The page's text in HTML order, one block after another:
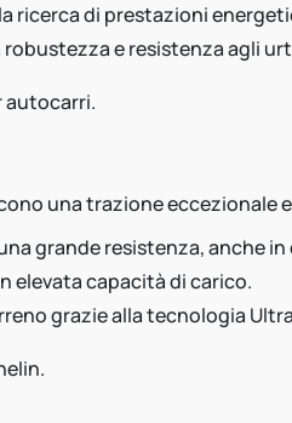
ricerca di prestazioni
e resistenza agli
autocarri.
una trazione eccezionale
grande resistenza, anche
elevata capacità di carico.
grazie alla tecnologia